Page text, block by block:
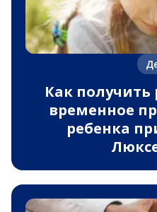
Как
временное
ребенка